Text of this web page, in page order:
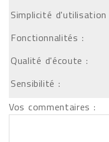
Simplicité d'utilisation
Fonctionnalités :
Qualité d'écoute :
Sensibilité :
Vos commentaires :